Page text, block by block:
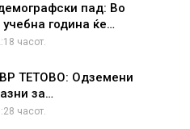
пад: Во
учебна година ќе…
часот.
ТЕТОВО: Одземени
за…
часот.